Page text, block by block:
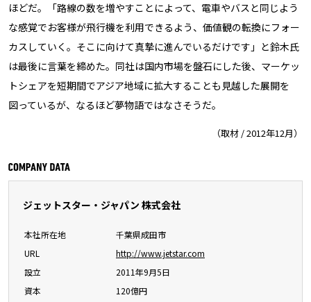
ほどだ。「路線の数を増やすことによって、電車やバスと同じよう
な感覚でお客様が飛行機を利用できるよう、価値観の転換にフォー
カスしていく。そこに向けて真摯に進んでいるだけです」と鈴木氏
は最後に言葉を締めた。同社は国内市場を盤石にした後、マーケッ
トシェアを短期間でアジア地域に拡大することも見越した展開を
図っているが、なるほど夢物語ではなさそうだ。
（取材 / 2012年12月）
ジェットスター・ジャパン 株式会社
本社所在地
千葉県成田市
URL
http://www.jetstar.com
設立
2011年9月5日
資本
120億円